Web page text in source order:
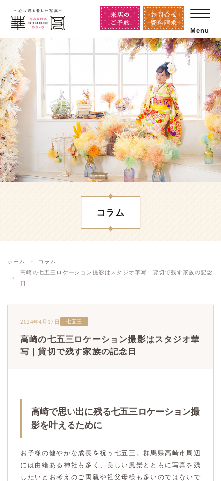
Menu
コラム
ホーム
コラム
高崎の七五三ロケーション撮影はスタジオ華写｜貸切で残す家族の記念
日
2024年4月17日 七五三
高崎の七五三ロケーション撮影はスタジオ華
写｜貸切で残す家族の記念日
高崎で思い出に残る七五三ロケーション撮
影を叶えるために
お子様の健やかな成長を祝う七五三。群馬県高崎市周辺
には由緒ある神社も多く、美しい風景とともに写真を残
したいとお考えのご両親や祖父母様も多いのではないで